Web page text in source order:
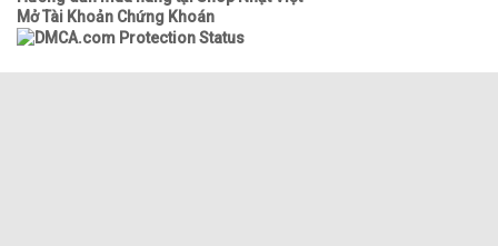
Mở Tài Khoản Chứng Khoán